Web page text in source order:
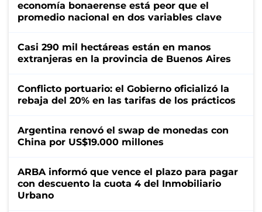
economía bonaerense está peor que el
promedio nacional en dos variables clave
Casi 290 mil hectáreas están en manos
extranjeras en la provincia de Buenos Aires
Conflicto portuario: el Gobierno oficializó la
rebaja del 20% en las tarifas de los prácticos
Argentina renovó el swap de monedas con
China por US$19.000 millones
ARBA informó que vence el plazo para pagar
con descuento la cuota 4 del Inmobiliario
Urbano